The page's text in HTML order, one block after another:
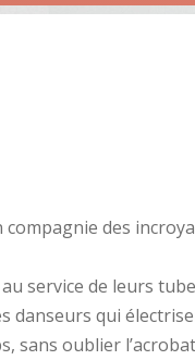
des
service de leurs
danseurs qui
sans oublier